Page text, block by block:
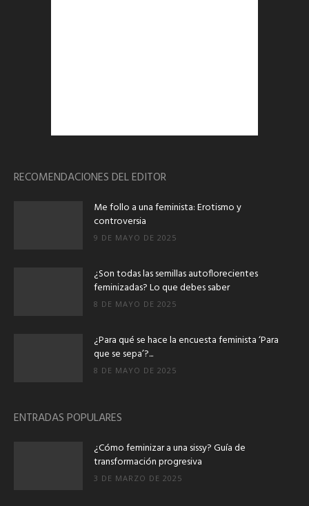
RECOMENDACIONES DEL EDITOR
Me follo a una feminista: Erotismo y
controversia
9 DE MAYO DE 2025
¿Son todas las semillas autoflorecientes
feminizadas? Lo que debes saber
8 DE MAYO DE 2025
¿Para qué se hace la encuesta feminista ‘Para
que se sepa’?...
8 DE MAYO DE 2025
ENTRADAS POPULARES
¿Cómo feminizar a una sissy? Guía de
transformación progresiva
3 DE MARZO DE 2025